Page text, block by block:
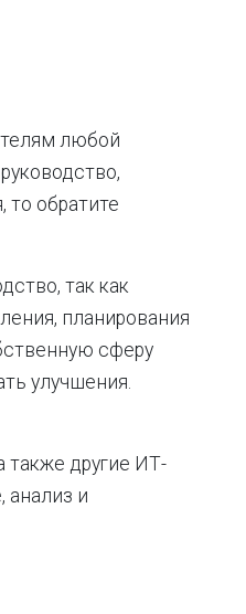
любой
то обратите
так как
планирования
сферу
улучшения.
также другие ИТ-
анализ и